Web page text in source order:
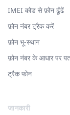
IMEI कोड से फ़ोन ढूँढें
फ़ोन नंबर ट्रैक करें
फ़ोन भू-स्थान
फ़ोन नंबर के आधार पर
ट्रैक फोन
जानकारी